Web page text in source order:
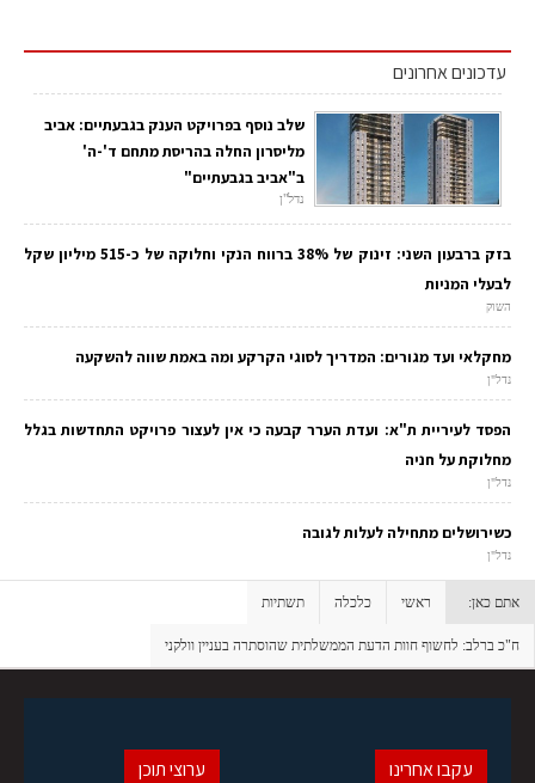
עדכונים אחרונים
שלב נוסף בפרויקט הענק בגבעתיים: אביב
מליסרון החלה בהריסת מתחם ד'-ה'
ב"אביב בגבעתיים"
נדל"ן
בזק ברבעון השני: זינוק של 38% ברווח הנקי וחלוקה של כ-515 מיליון שקל
לבעלי המניות
השוק
מחקלאי ועד מגורים: המדריך לסוגי הקרקע ומה באמת שווה להשקעה
נדל"ן
הפסד לעיריית ת"א: ועדת הערר קבעה כי אין לעצור פרויקט התחדשות בגלל
מחלוקת על חניה
נדל"ן
כשירושלים מתחילה לעלות לגובה
נדל"ן
אתם כאן: ראשי כלכלה תשתיות
ח"כ ברלב: לחשוף חוות הדעת הממשלתית שהוסתרה בעניין וולקני
ערוצי תוכן עקבו אחרינו